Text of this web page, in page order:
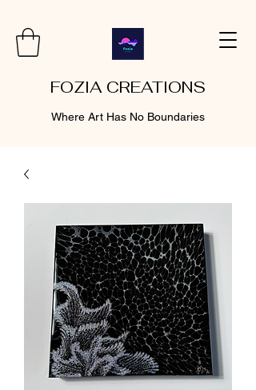
FOZIA CREATIONS
Where Art Has No Boundaries